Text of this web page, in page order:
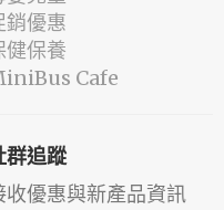
銷優惠
健保養
Cafe
群追蹤
收優惠與新產品資訊